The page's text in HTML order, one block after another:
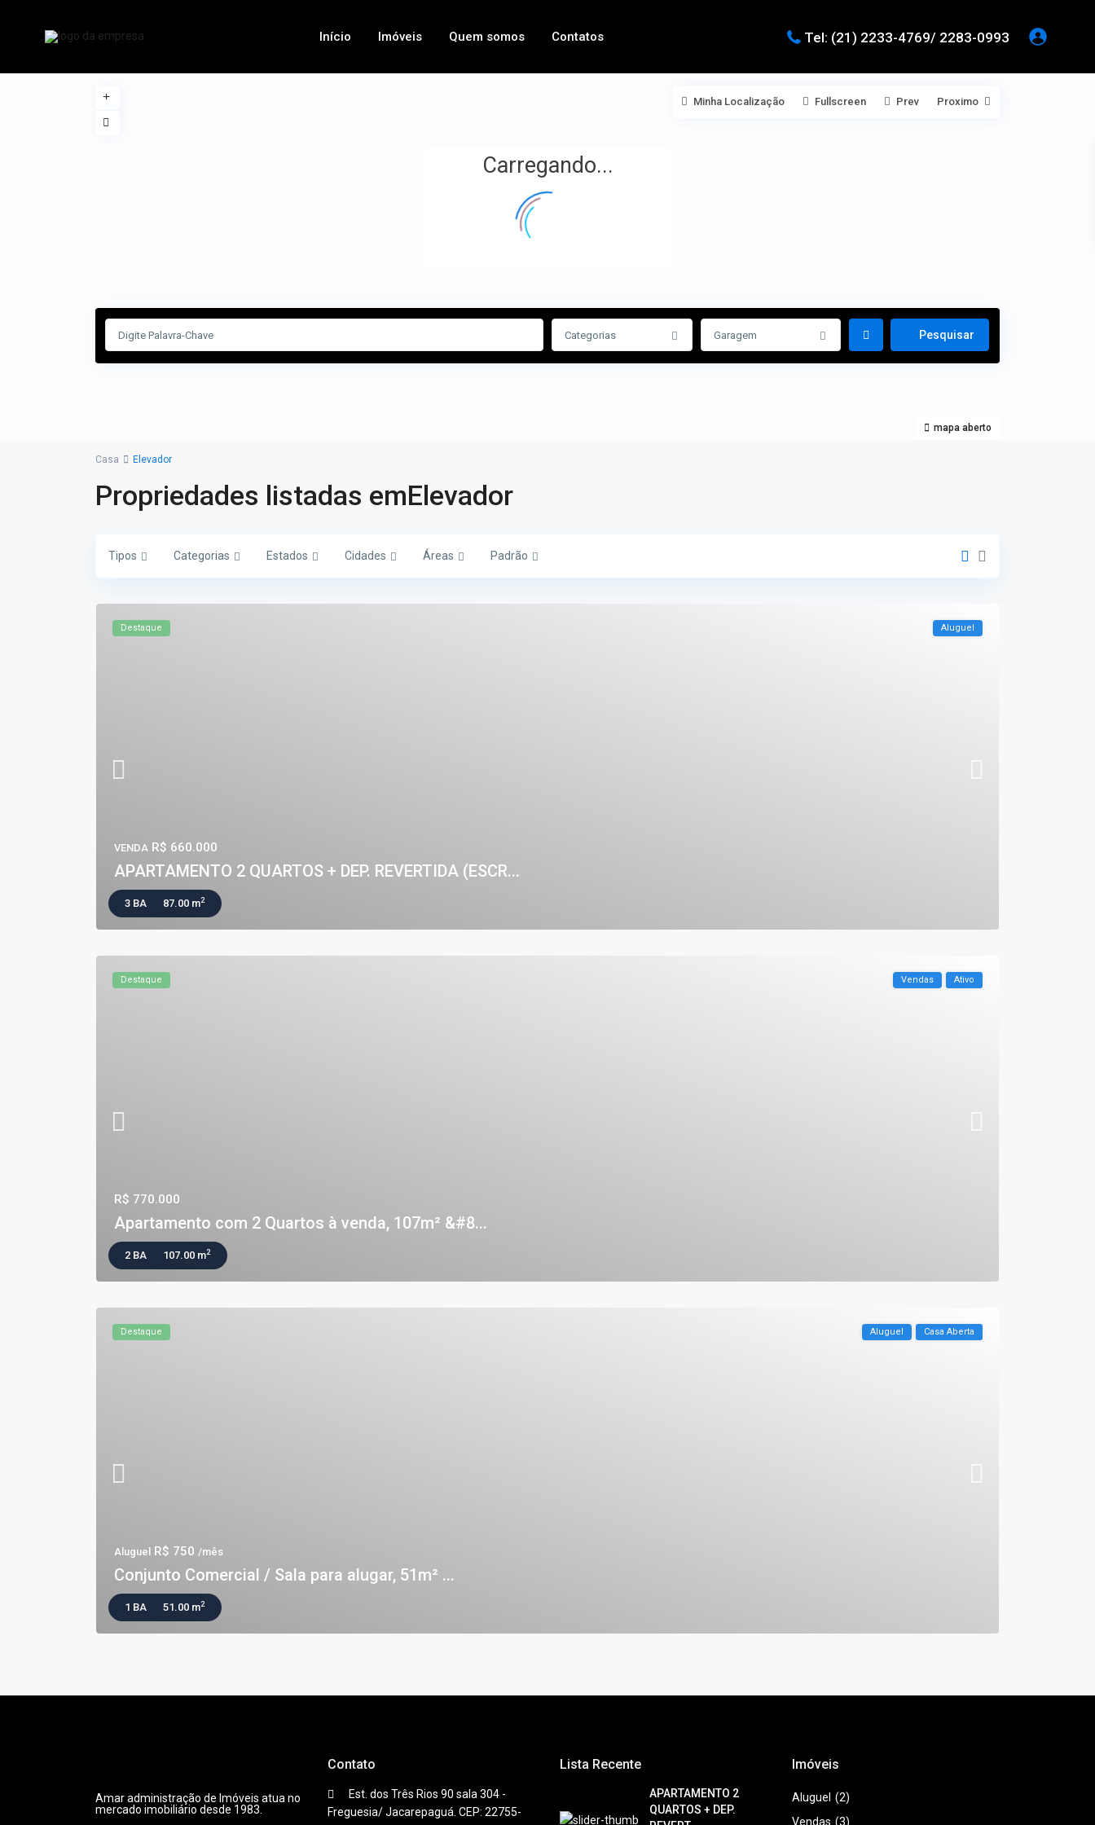
Início Imóveis Quem somos Contatos Tel: (21) 2233-4769/ 2283-0993
Carregando...
mapa aberto
Minha Localização Fullscreen Prev Proximo
Categorias Garagem
Casa Elevador
Propriedades listadas emElevador
Tipos Categorias Estados Cidades Áreas Padrão
Destaque Aluguel
VENDA R$ 660.000
APARTAMENTO 2 QUARTOS + DEP. REVERTIDA (ESCR...
3 BA 87.00 m2
Destaque Vendas Ativo
R$ 770.000
Apartamento com 2 Quartos à venda, 107m² &#8...
2 BA 107.00 m2
Destaque Aluguel Casa Aberta
Aluguel R$ 750 /mês
Conjunto Comercial / Sala para alugar, 51m² ...
1 BA 51.00 m2
Amar administração de Imóveis atua no
mercado imobiliário desde 1983.
Contato
Est. dos Três Rios 90 sala 304 -
Freguesia/ Jacarepaguá. CEP: 22755-
Lista Recente
APARTAMENTO 2
QUARTOS + DEP.
Imóveis
Aluguel (2)
Vendas (3)